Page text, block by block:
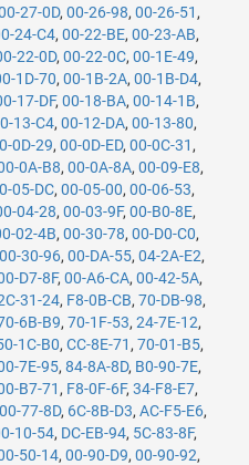
27-0D, 00-26-98, 00-26-51 ,
24-C4, 00-22-BE, 00-23-AB,
22-0D, 00-22-0C, 00-1E-49,
1D-70, 00-1B-2A, 00-1B-D4,
17-DF, 00-18-BA, 00-14-1B,
13-C4, 00-12-DA, 00-13-80,
0D-29, 00-0D-ED, 00-0C-31 ,
0A-B8, 00-0A-8A, 00-09-E8,
05-DC, 00-05-00, 00-06-53,
04-28, 00-03-9F, 00-B0-8E,
02-4B, 00-30-78, 00-D0-C0,
00-30-96, 00-DA-55, 04-2A-E2,
D7-8F, 00-A6-CA, 00-42-5A,
31-24, F8-0B-CB, 70-DB-98,
6B-B9, 70-1F-53, 24-7E-12,
1C-B0, CC-8E-71 , 70-01-B5,
7E-95, 84-8A-8D, B0-90-7E,
B7-71 , F8-0F-6F, 34-F8-E7,
00-77-8D, 6C-8B-D3, AC-F5-E6,
10-54, DC-EB-94, 5C-83-8F,
50-14, 00-90-D9, 00-90-92,